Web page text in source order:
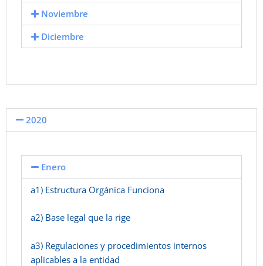
Noviembre
Diciembre
2020
Enero
a1) Estructura Orgánica Funciona
a2) Base legal que la rige
a3) Regulaciones y procedimientos internos
aplicables a la entidad